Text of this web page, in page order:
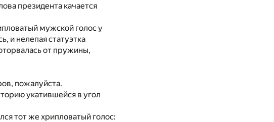
президента качается
мужской голос у
и нелепая статуэтка
от пружины,
пожалуйста.
укатившейся в угол
тот же хрипловатый голос: